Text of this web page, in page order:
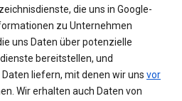
die uns in Google-
zu Unternehmen
uns Daten über potenzielle
bereitstellen, und
liefern, mit denen wir uns vor
Wir erhalten auch Daten von